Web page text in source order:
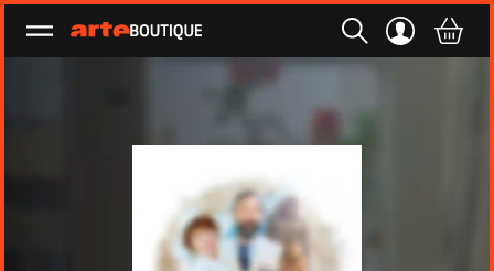
Ouvrir le menu